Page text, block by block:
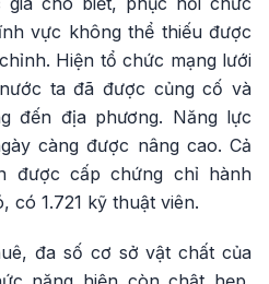
vực không thể thiếu được
Hiện tổ chức mạng lưới
ta đã được củng cố và
đến địa phương. Năng lực
càng được nâng cao. Cả
được cấp chứng chỉ hành
có 1.721 kỹ thuật viên.
đa số cơ sở vật chất của